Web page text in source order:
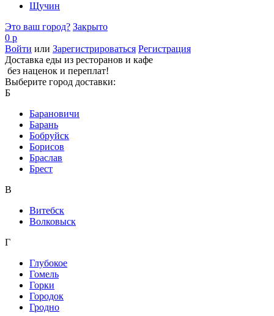
Щучин
Это ваш город? Закрыто
0 р
Войти или Зарегистрироваться Регистрация
Доставка еды из ресторанов и кафе
без наценок и переплат!
Выберите город доставки:
Б
Барановичи
Барань
Бобруйск
Борисов
Браслав
Брест
В
Витебск
Волковыск
Г
Глубокое
Гомель
Горки
Городок
Гродно